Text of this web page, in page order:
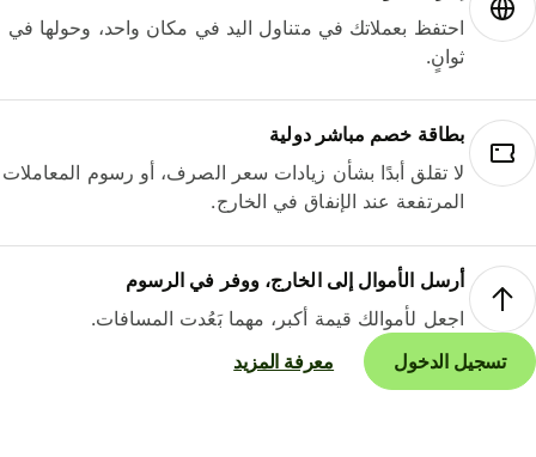
احتفظ بعملاتك في متناول اليد في مكان واحد، وحولها في
ثوانٍ.
بطاقة خصم مباشر دولية
لا تقلق أبدًا بشأن زيادات سعر الصرف، أو رسوم المعاملات
المرتفعة عند الإنفاق في الخارج.
أرسل الأموال إلى الخارج، ووفر في الرسوم
اجعل لأموالك قيمة أكبر، مهما بَعُدت المسافات.
تسجيل الدخول
معرفة المزيد